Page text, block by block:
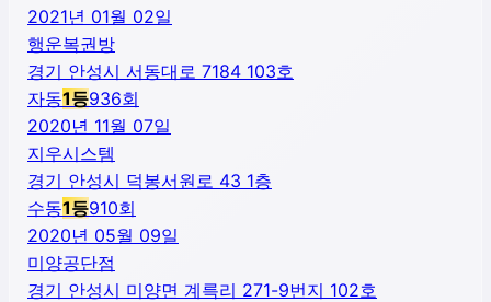
2021년 01월 02일
행운복권방
경기 안성시 서동대로 7184 103호
자동1등936회
2020년 11월 07일
지우시스템
경기 안성시 덕봉서원로 43 1층
수동1등910회
2020년 05월 09일
미양공단점
경기 안성시 미양면 계륵리 271-9번지 102호